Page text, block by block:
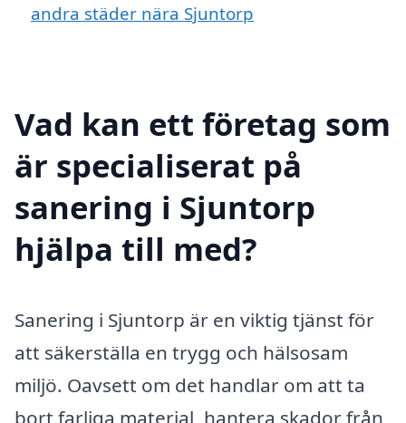
andra städer nära Sjuntorp
Vad kan ett företag som
är specialiserat på
sanering i Sjuntorp
hjälpa till med?
Sanering i Sjuntorp är en viktig tjänst för
att säkerställa en trygg och hälsosam
miljö. Oavsett om det handlar om att ta
bort farliga material, hantera skador från